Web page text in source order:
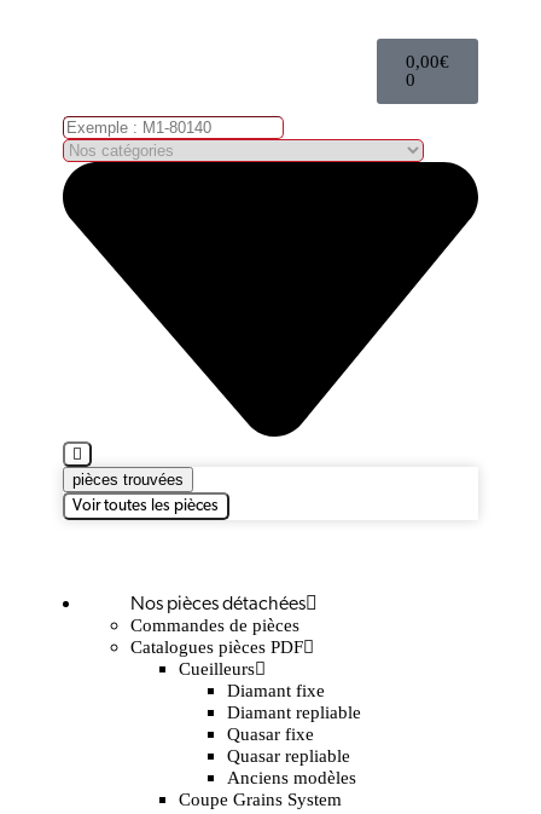
0,00€
0
pièces trouvées
Voir toutes les pièces
Nos pièces détachées
Commandes de pièces
Catalogues pièces PDF
Cueilleurs
Diamant fixe
Diamant repliable
Quasar fixe
Quasar repliable
Anciens modèles
Coupe Grains System